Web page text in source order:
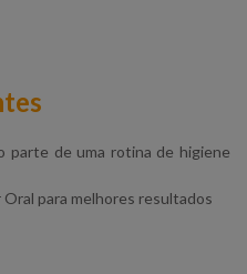
parte de uma rotina de higiene
para melhores resultados